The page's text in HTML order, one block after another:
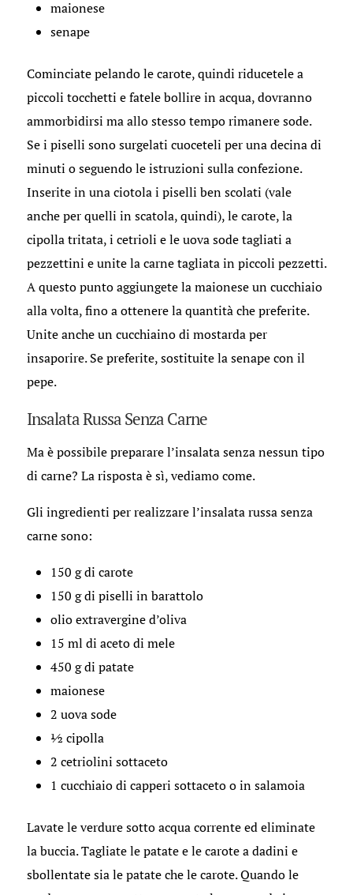
maionese
senape
Cominciate pelando le carote, quindi riducetele a
piccoli tocchetti e fatele bollire in acqua, dovranno
ammorbidirsi ma allo stesso tempo rimanere sode.
Se i piselli sono surgelati cuoceteli per una decina di
minuti o seguendo le istruzioni sulla confezione.
Inserite in una ciotola i piselli ben scolati (vale
anche per quelli in scatola, quindi), le carote, la
cipolla tritata, i cetrioli e le uova sode tagliati a
pezzettini e unite la carne tagliata in piccoli pezzetti.
A questo punto aggiungete la maionese un cucchiaio
alla volta, fino a ottenere la quantità che preferite.
Unite anche un cucchiaino di mostarda per
insaporire. Se preferite, sostituite la senape con il
pepe.
Insalata Russa Senza Carne
Ma è possibile preparare l’insalata senza nessun tipo
di carne? La risposta è sì, vediamo come.
Gli ingredienti per realizzare l’insalata russa senza
carne sono:
150 g di carote
150 g di piselli in barattolo
olio extravergine d’oliva
15 ml di aceto di mele
450 g di patate
maionese
2 uova sode
½ cipolla
2 cetriolini sottaceto
1 cucchiaio di capperi sottaceto o in salamoia
Lavate le verdure sotto acqua corrente ed eliminate
la buccia. Tagliate le patate e le carote a dadini e
sbollentate sia le patate che le carote. Quando le